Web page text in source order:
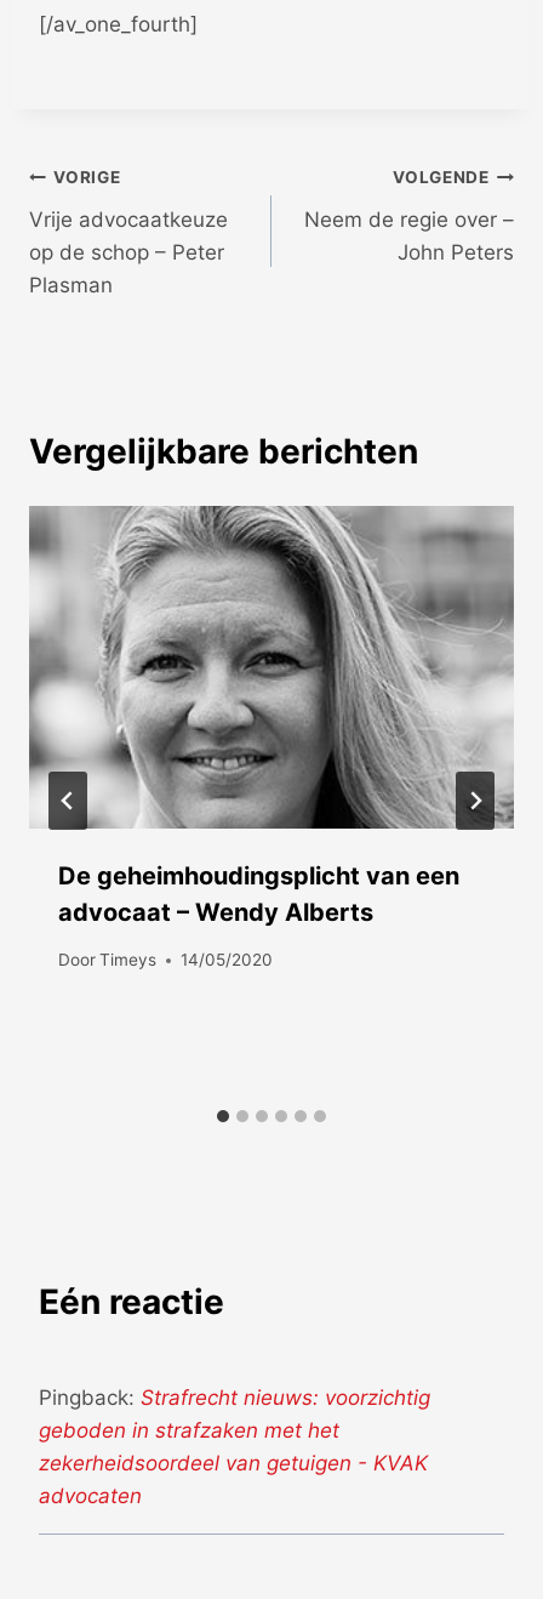
[/av_one_fourth]
Bericht
navigatie
VORIGE
Vrije advocaatkeuze
op de schop – Peter
Plasman
VOLGENDE
Neem de regie over –
John Peters
Vergelijkbare berichten
De geheimhoudingsplicht van een
advocaat – Wendy Alberts
DoorTimeys 14/05/2020
Eén reactie
Pingback: Strafrecht nieuws: voorzichtig
geboden in strafzaken met het
zekerheidsoordeel van getuigen - KVAK
advocaten